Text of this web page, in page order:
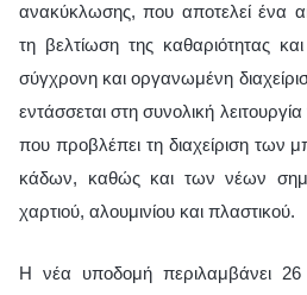
ανακύκλωσης, που αποτελεί ένα
τη βελτίωση της καθαριότητας
σύγχρονη και οργανωμένη
εντάσσεται στη συνολική
που προβλέπει τη διαχείριση των
κάδων, καθώς και των νέων
χαρτιού, αλουμινίου και πλαστικού.
Η νέα υποδομή περιλαμβάνει 26